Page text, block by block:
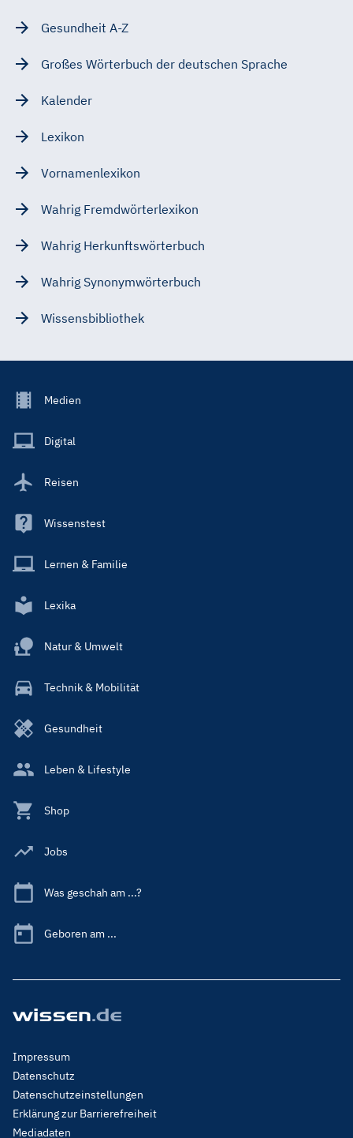
Gesundheit A-Z
Großes Wörterbuch der deutschen Sprache
Kalender
Lexikon
Vornamenlexikon
Wahrig Fremdwörterlexikon
Wahrig Herkunftswörterbuch
Wahrig Synonymwörterbuch
Wissensbibliothek
Footer
Main
Medien
Digital
Reisen
Wissenstest
Lernen & Familie
Lexika
Natur & Umwelt
Technik & Mobilität
Gesundheit
Leben & Lifestyle
Shop
Jobs
Was geschah am ...?
Geboren am ...
Footer
Menu
Legal
Impressum
Datenschutz
Datenschutzeinstellungen
Erklärung zur Barrierefreiheit
Mediadaten